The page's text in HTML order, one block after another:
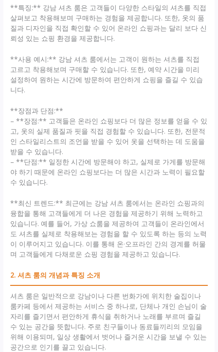
**특징:** 강남 셔츠 룸은 고객들이 다양한 스타일의 셔츠를 직접
살펴보고 착용해보며 구매하는 경험을 제공합니다. 또한, 옷의 품
질과 디자인을 직접 확인할 수 있어 온라인 쇼핑과는 달리 보다 신
뢰성 있는 쇼핑 환경을 제공합니다.
**사용 예시:** 강남 셔츠 룸에서는 고객이 원하는 셔츠를 직접
고르고 착용해보며 구매할 수 있습니다. 또한, 예약 시간을 미리
설정하여 원하는 시간에 방문하여 편안하게 쇼핑을 즐길 수 있습
니다.
**장점과 단점:**
– **장점:** 고객들은 온라인 쇼핑보다 더 많은 정보를 얻을 수 있
고, 옷의 실제 품질과 핏을 직접 경험할 수 있습니다. 또한, 전문적
인 스타일리스트의 조언을 받을 수 있어 옷을 선택하는 데 도움을
받을 수 있습니다.
– **단점:** 일정한 시간에 방문해야 하고, 실제로 가게를 방문해
야 하기 때문에 온라인 쇼핑보다는 더 많은 시간과 노력이 필요할
수 있습니다.
**최신 트렌드:** 최근에는 강남 셔츠 룸에서는 온라인 쇼핑과의
융합을 통해 고객들에게 더 나은 경험을 제공하기 위해 노력하고
있습니다. 예를 들어, 가상 쇼룸을 제공하여 고객들이 온라인에서
도 셔츠를 실제로 착용해보는 경험을 할 수 있도록 하는 등의 노력
이 이루어지고 있습니다. 이를 통해 온·오프라인 간의 경계를 허물
며 고객들에게 다채로운 쇼핑 경험을 제공하고 있습니다.
2. 셔츠 룸의 개념과 특징 소개
셔츠 룸은 일반적으로 강남이나 다른 번화가에 위치한 술집이나
룸카페 등에서 제공하는 서비스 중 하나로, 단체나 개인 손님이 술
자리를 즐기면서 편안하게 휴식을 취하거나 노래를 부르며 즐길
수 있는 공간을 뜻합니다. 주로 친구들이나 동료들끼리의 모임을
위해 이용되며, 일상 생활에서 벗어나 즐거운 시간을 보낼 수 있는
공간으로 인기를 끌고 있습니다.